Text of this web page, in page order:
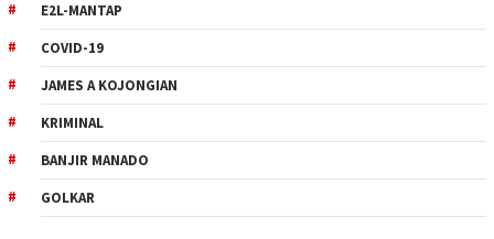
E2L-MANTAP
COVID-19
JAMES A KOJONGIAN
KRIMINAL
BANJIR MANADO
GOLKAR